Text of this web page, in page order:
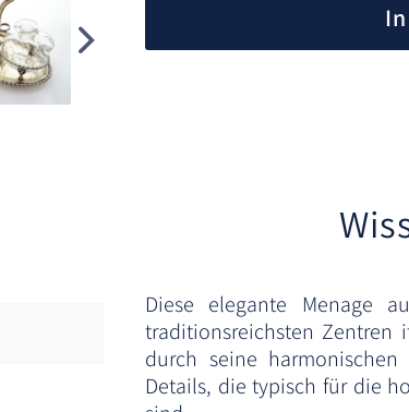
Diese elegante Menage
traditionsreichsten Zentren
durch seine
Details, die typisch für die